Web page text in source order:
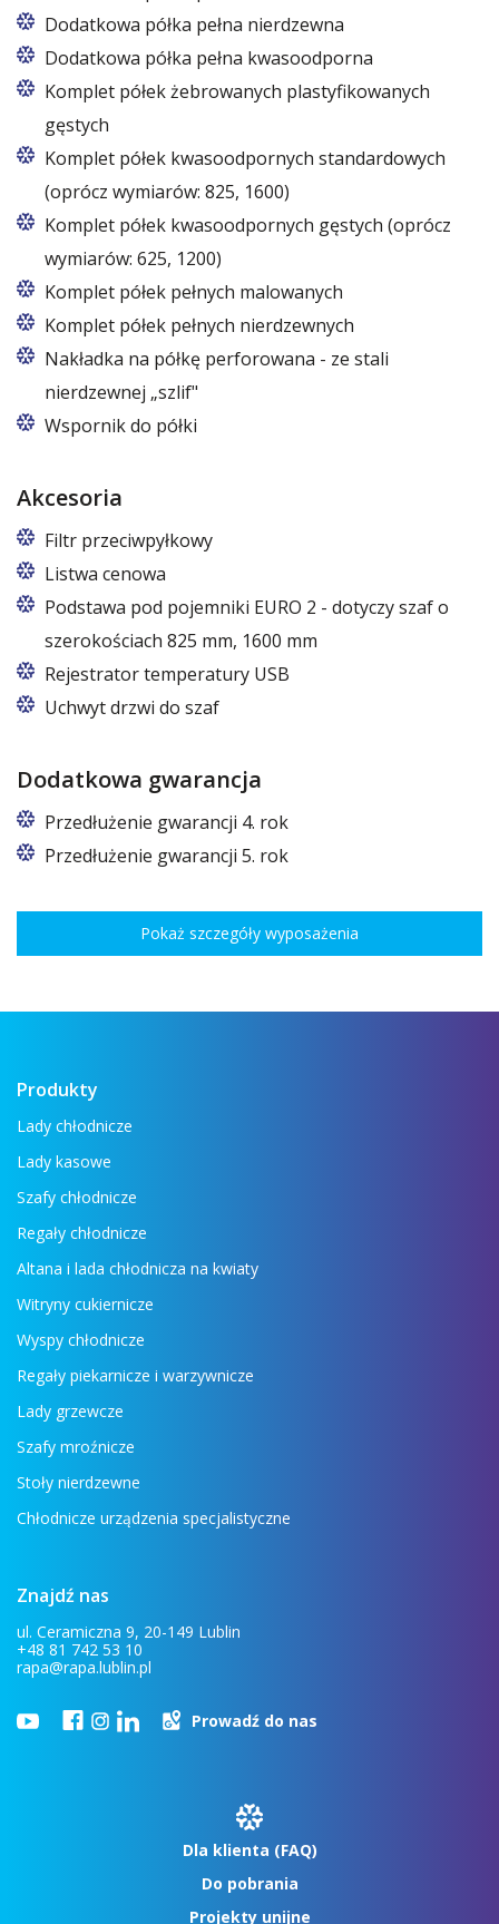
Dodatkowa półka pełna nierdzewna
Dodatkowa półka pełna kwasoodporna
Komplet półek żebrowanych plastyfikowanych
gęstych
Komplet półek kwasoodpornych standardowych
(oprócz wymiarów: 825, 1600)
Komplet półek kwasoodpornych gęstych (oprócz
wymiarów: 625, 1200)
Komplet półek pełnych malowanych
Komplet półek pełnych nierdzewnych
Nakładka na półkę perforowana - ze stali
nierdzewnej „szlif"
Wspornik do półki
Akcesoria
Filtr przeciwpyłkowy
Listwa cenowa
Podstawa pod pojemniki EURO 2 - dotyczy szaf o
szerokościach 825 mm, 1600 mm
W szafach o rozmiarach 825 i 1600
Rejestrator temperatury USB
Uchwyt drzwi do szaf
Dodatkowa gwarancja
Przedłużenie gwarancji 4. rok
Przedłużenie gwarancji 5. rok
Pokaż szczegóły wyposażenia
Produkty
Lady chłodnicze
Lady kasowe
Szafy chłodnicze
Regały chłodnicze
Altana i lada chłodnicza na kwiaty
Witryny cukiernicze
Wyspy chłodnicze
Regały piekarnicze i warzywnicze
Lady grzewcze
Szafy mroźnicze
Stoły nierdzewne
Chłodnicze urządzenia specjalistyczne
Znajdź nas
ul. Ceramiczna 9, 20-149 Lublin
+48 81 742 53 10
rapa@rapa.lublin.pl
Prowadź do nas
Dla klienta (FAQ)
Do pobrania
Projekty unijne